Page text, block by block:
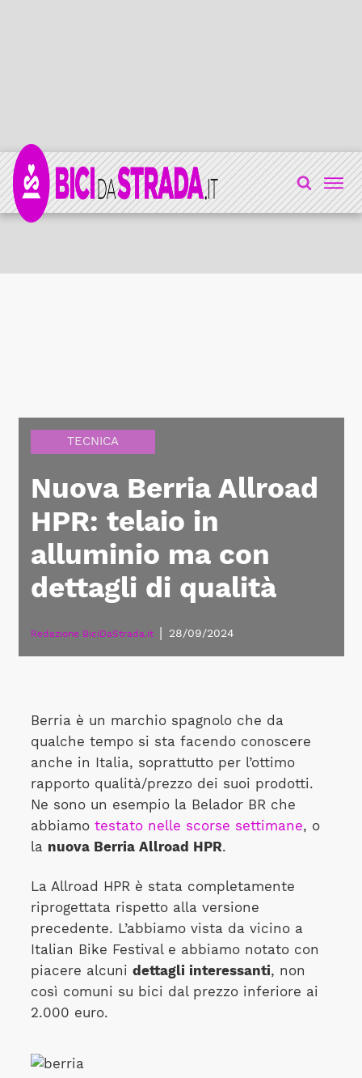
TECNICA
Nuova Berria Allroad
HPR: telaio in
alluminio ma con
dettagli di qualità
Redazione BiciDaStrada.it 28/09/2024
Berria è un marchio spagnolo che da
qualche tempo si sta facendo conoscere
anche in Italia, soprattutto per l’ottimo
rapporto qualità/prezzo dei suoi prodotti.
Ne sono un esempio la Belador BR che
abbiamo testato nelle scorse settimane, o
la nuova Berria Allroad HPR.
La Allroad HPR è stata completamente
riprogettata rispetto alla versione
precedente. L’abbiamo vista da vicino a
Italian Bike Festival e abbiamo notato con
piacere alcuni dettagli interessanti, non
così comuni su bici dal prezzo inferiore ai
2.000 euro.